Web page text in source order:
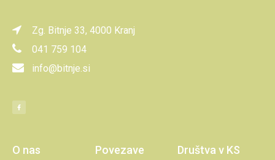
Zg. Bitnje 33, 4000 Kranj
041 759 104
info@bitnje.si
O nas Povezave Društva v KS